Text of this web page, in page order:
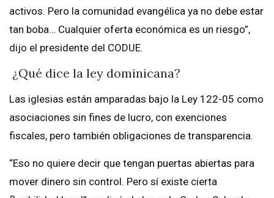
activos. Pero la comunidad evangélica ya no debe estar
tan boba… Cualquier oferta económica es un riesgo”,
dijo el presidente del CODUE.
¿Qué dice la ley dominicana?
Las iglesias están amparadas bajo la Ley 122-05 como
asociaciones sin fines de lucro, con exenciones
fiscales, pero también obligaciones de transparencia.
“Eso no quiere decir que tengan puertas abiertas para
mover dinero sin control. Pero sí existe cierta